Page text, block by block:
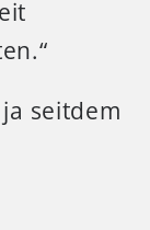
seitdem